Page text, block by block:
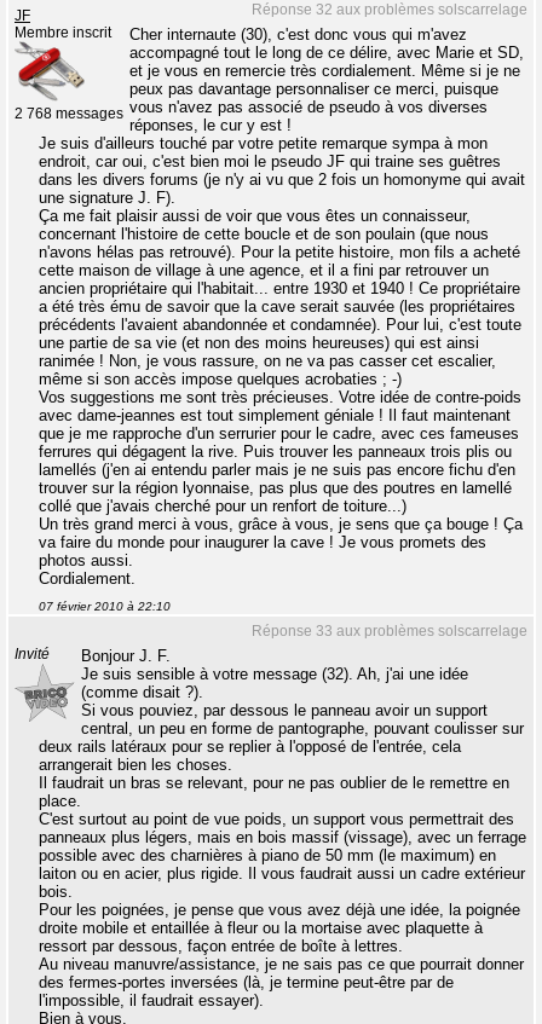
Réponse 32 aux problèmes solscarrelage
JF
Membre inscrit
2 768 messages
Cher internaute (30), c'est donc vous qui m'avez
accompagné tout le long de ce délire, avec Marie et SD,
et je vous en remercie très cordialement. Même si je ne
peux pas davantage personnaliser ce merci, puisque
vous n'avez pas associé de pseudo à vos diverses
réponses, le cur y est !
Je suis d'ailleurs touché par votre petite remarque sympa à mon
endroit, car oui, c'est bien moi le pseudo JF qui traine ses guêtres
dans les divers forums (je n'y ai vu que 2 fois un homonyme qui avait
une signature J. F).
Ça me fait plaisir aussi de voir que vous êtes un connaisseur,
concernant l'histoire de cette boucle et de son poulain (que nous
n'avons hélas pas retrouvé). Pour la petite histoire, mon fils a acheté
cette maison de village à une agence, et il a fini par retrouver un
ancien propriétaire qui l'habitait... entre 1930 et 1940 ! Ce propriétaire
a été très ému de savoir que la cave serait sauvée (les propriétaires
précédents l'avaient abandonnée et condamnée). Pour lui, c'est toute
une partie de sa vie (et non des moins heureuses) qui est ainsi
ranimée ! Non, je vous rassure, on ne va pas casser cet escalier,
même si son accès impose quelques acrobaties ; -)
Vos suggestions me sont très précieuses. Votre idée de contre-poids
avec dame-jeannes est tout simplement géniale ! Il faut maintenant
que je me rapproche d'un serrurier pour le cadre, avec ces fameuses
ferrures qui dégagent la rive. Puis trouver les panneaux trois plis ou
lamellés (j'en ai entendu parler mais je ne suis pas encore fichu d'en
trouver sur la région lyonnaise, pas plus que des poutres en lamellé
collé que j'avais cherché pour un renfort de toiture...)
Un très grand merci à vous, grâce à vous, je sens que ça bouge ! Ça
va faire du monde pour inaugurer la cave ! Je vous promets des
photos aussi.
Cordialement.
07 février 2010 à 22:10
Réponse 33 aux problèmes solscarrelage
Invité
Bonjour J. F.
Je suis sensible à votre message (32). Ah, j'ai une idée
(comme disait ?).
Si vous pouviez, par dessous le panneau avoir un support
central, un peu en forme de pantographe, pouvant coulisser sur
deux rails latéraux pour se replier à l'opposé de l'entrée, cela
arrangerait bien les choses.
Il faudrait un bras se relevant, pour ne pas oublier de le remettre en
place.
C'est surtout au point de vue poids, un support vous permettrait des
panneaux plus légers, mais en bois massif (vissage), avec un ferrage
possible avec des charnières à piano de 50 mm (le maximum) en
laiton ou en acier, plus rigide. Il vous faudrait aussi un cadre extérieur
bois.
Pour les poignées, je pense que vous avez déjà une idée, la poignée
droite mobile et entaillée à fleur ou la mortaise avec plaquette à
ressort par dessous, façon entrée de boîte à lettres.
Au niveau manuvre/assistance, je ne sais pas ce que pourrait donner
des fermes-portes inversées (là, je termine peut-être par de
l'impossible, il faudrait essayer).
Bien à vous.